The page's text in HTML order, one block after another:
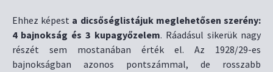
Ehhez képest a dicsőséglistájuk meglehetősen szerény:
4 bajnokság és 3 kupagyőzelem. Ráadásul sikerük nagy
részét sem mostanában érték el. Az 1928/29-es
bajnokságban azonos pontszámmal, de rosszabb